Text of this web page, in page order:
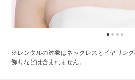
※レンタルの対象はネックレスとイヤリン
飾りなどは含まれません。